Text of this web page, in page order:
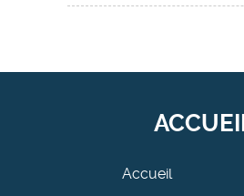
Accueil